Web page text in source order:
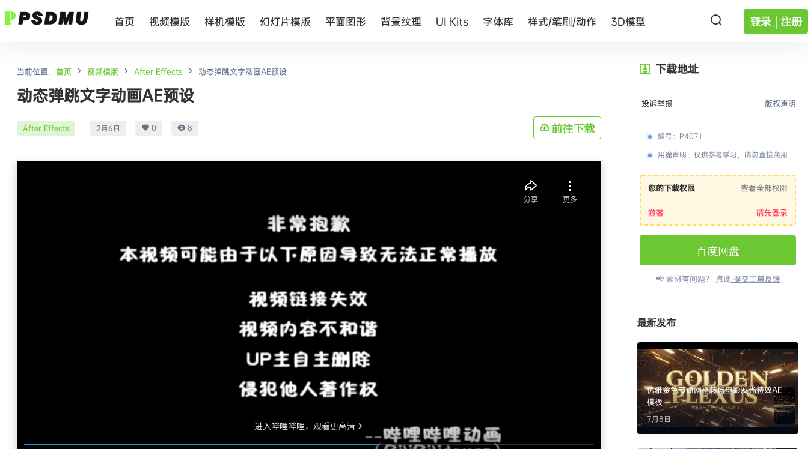
登录 | 注册
首页 视频模版 样机模版 幻灯片模版 平面图形 背景纹理 UI Kits 字体库 样式/笔刷/动作 3D模型
当前位置： 首页 视频模版 After Effects 动态弹跳文字动画AE预设
动态弹跳文字动画AE预设
After Effects 2月6日 0 8 前往下载
下载地址
投诉举报 版权声明
编号： P4071
用途声明： 仅供参考学习，请勿直接商用
您的下载权限 查看全部权限
游客 请先登录
百度网盘
📢 素材有问题？ 点此提交工单反馈
最新发布
优雅金色节点网格转场电影发光特效AE
模板
7月8日